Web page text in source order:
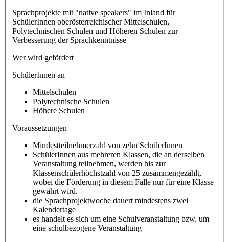
Sprachprojekte mit "native speakers" im Inland für
SchülerInnen oberösterreichischer Mittelschulen,
Polytechnischen Schulen und Höheren Schulen zur
Verbesserung der Sprachkenntnisse
Wer wird gefördert
SchülerInnen an
Mittelschulen
Polytechnische Schulen
Höhere Schulen
Voraussetzungen
Mindestteilnehmerzahl von zehn SchülerInnen
SchülerInnen aus mehreren Klassen, die an derselben
Veranstaltung teilnehmen, werden bis zur
Klassenschülerhöchstzahl von 25 zusammengezählt,
wobei die Förderung in diesem Falle nur für eine Klasse
gewährt wird.
die Sprachprojektwoche dauert mindestens zwei
Kalendertage
es handelt es sich um eine Schulveranstaltung bzw. um
eine schulbezogene Veranstaltung